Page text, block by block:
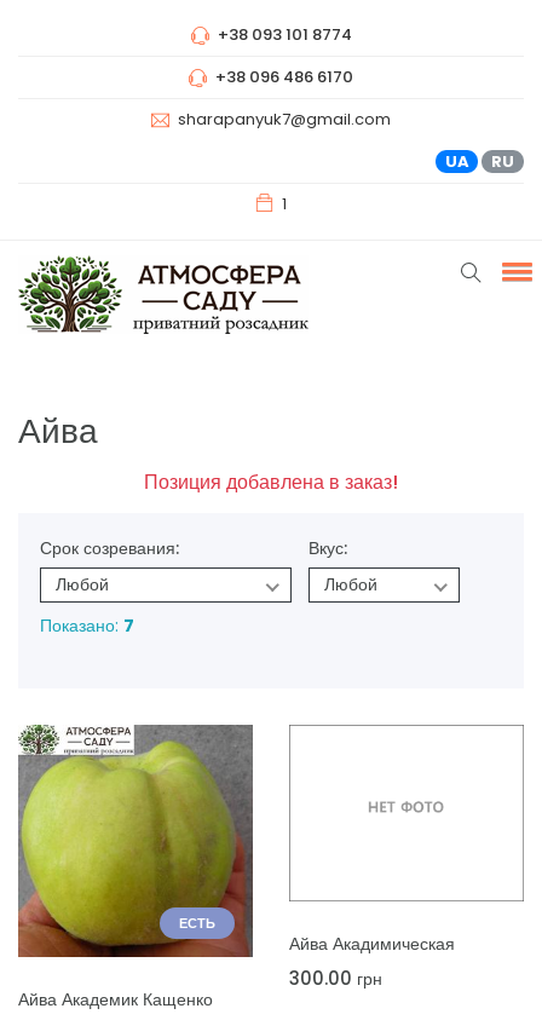
+38 093 101 8774
+38 096 486 6170
sharapanyuk7@gmail.com
UA
RU
1
Айва
Позиция добавлена в заказ!
Срок созревания:
Любой
Вкус:
Любой
Показано: 7
ЕСТЬ
Айва Академик Кащенко
Айва Акадимическая
300.00 грн